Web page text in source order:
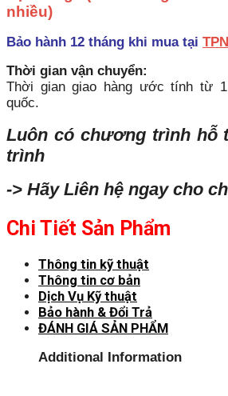
nhiều)
Bảo hành 12 tháng khi mua tại
Thời gian vận chuyển:
Thời gian giao hàng ước tính từ
quốc.
Luôn có chương trình hỗ
trình
-> Hãy Liên hệ ngay cho
Chi Tiết Sản Phẩm
Thông tin kỹ thuật
Thông tin cơ bản
Dịch Vụ Kỹ thuật
Bảo hành & Đổi Trả
ĐÁNH GIÁ SẢN PHẨM
Additional Information